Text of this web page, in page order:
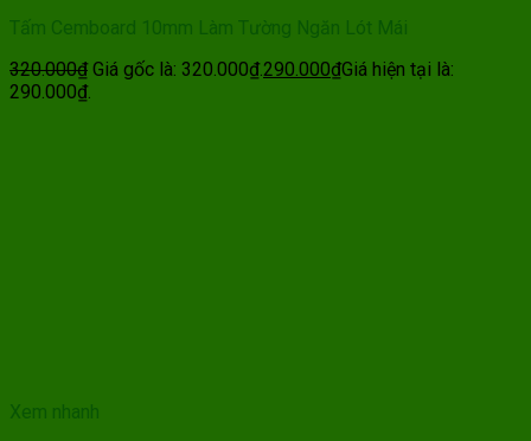
Tấm Cemboard 10mm Làm Tường Ngăn Lót Mái
320.000₫ Giá gốc là: 320.000₫.290.000₫Giá hiện tại là:
290.000₫.
Xem nhanh